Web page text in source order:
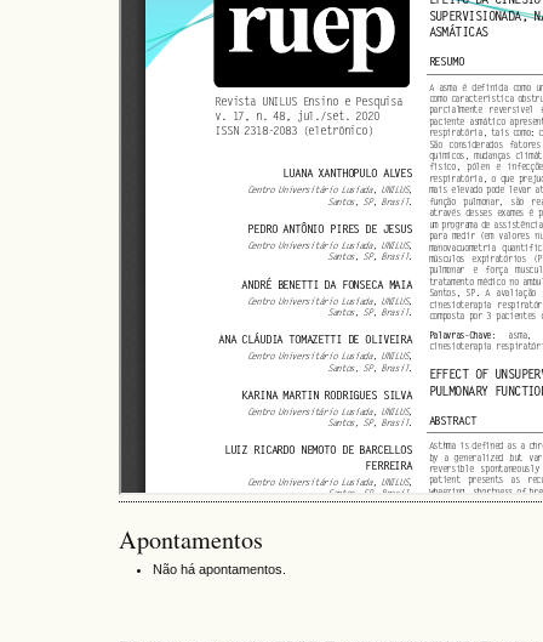
Apontamentos
Não há apontamentos.